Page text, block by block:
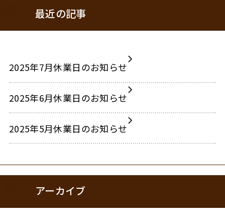
最近の記事
2025年7月休業日のお知らせ
2025年6月休業日のお知らせ
2025年5月休業日のお知らせ
アーカイブ